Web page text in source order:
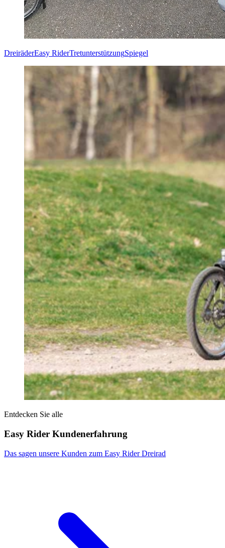
DreiräderEasy RiderTretunterstützungSpiegel
Entdecken Sie alle
Easy Rider Kundenerfahrung
Das sagen unsere Kunden zum Easy Rider Dreirad